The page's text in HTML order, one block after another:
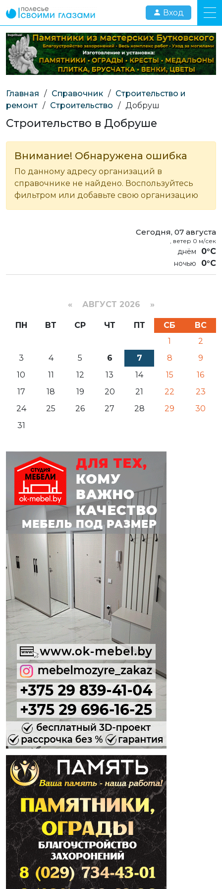
Вход
Главная / Справочник / Строительство и
ремонт / Строительство / Добруш
Строительство в Добруше
Внимание! Обнаружена ошибка
По данному адресу организаций в
справочнике не найдено. Воспользуйтесь
фильтром или добавьте свою организацию
Сегодня, 07 августа
, ветер 0 м/сек
0°C
0°C
« АВГУСТ 2026 »
ПН ВТ СР ЧТ ПТ СБ
ВС
1
2
3
4 5 6 7 8
9
10
11 12 13 14 15
16
17
18 19 20 21 22
23
24
25 26 27 28 29
30
31